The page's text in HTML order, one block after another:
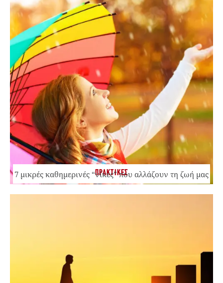
ΠΡΑΚΤΙΚΕΣ
7 μικρές καθημερινές “νίκες” που αλλάζουν τη ζωή μας